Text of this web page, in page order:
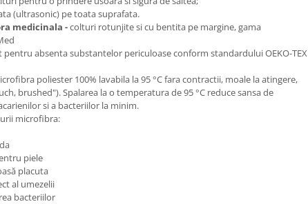
(ultrasonic) pe toata suprafata.
medicinala -colturi rotunjite si cu bentita pe margine, gama
pentru absenta substantelor periculoase conform standardului OEKO-TEX
poliester 100% lavabila la 95 °C fara contractii, moale la atingere,
brushed"). Spalarea la o temperatura de 95 °C reduce sansa de
si a bacteriilor la minim.
microfibra:
piele
placuta
al umezelii
bacteriilor